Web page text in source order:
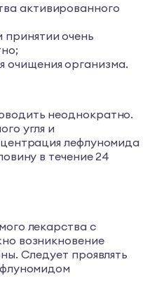
активированного
очень
очищения организма.
неоднократно.
угля и
лефлуномида
в течение 24
лекарства с
возникновение
Следует проявлять